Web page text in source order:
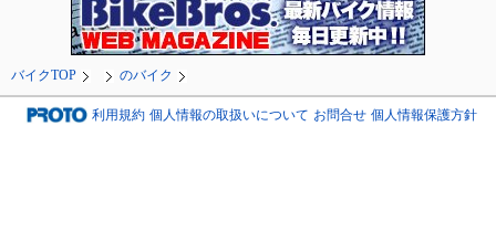
バイクTOP のバイク
利用規約 個人情報の取扱いについて お問合せ 個人情報保護方針